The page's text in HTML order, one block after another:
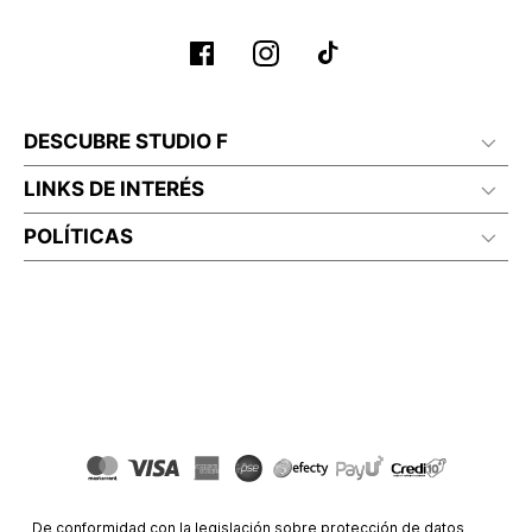
DESCUBRE STUDIO F
LINKS DE INTERÉS
POLÍTICAS
De conformidad con la legislación sobre protección de datos